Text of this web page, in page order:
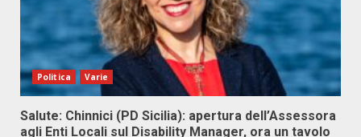
Politica Varie
Salute: Chinnici (PD Sicilia): apertura dell’Assessora
agli Enti Locali sul Disability Manager, ora un tavolo